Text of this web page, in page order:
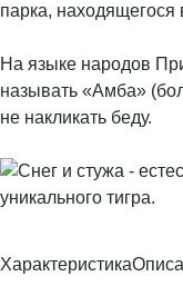
парка, находящегося
На языке народов
называть «Амба»
не накликать беду.
Характеристика